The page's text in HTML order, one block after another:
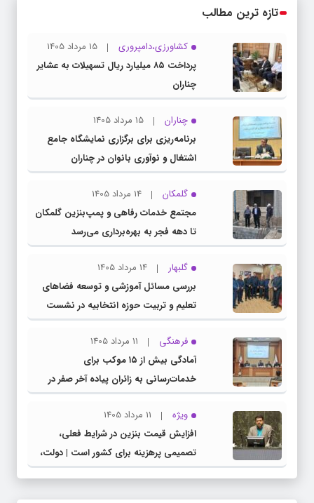
تازه ترین مطالب
کشاورزی،دامپروری
15 مرداد 1405
پرداخت ۸۵ میلیارد ریال تسهیلات به عشایر
چناران
چناران
15 مرداد 1405
برنامه‌ریزی برای برگزاری نمایشگاه جامع
اشتغال و نوآوری بانوان در چناران
گلمکان
14 مرداد 1405
مجتمع خدمات رفاهی و پمپ‌بنزین گلمکان
تا دهه فجر به بهره‌برداری می‌رسد
گلبهار
14 مرداد 1405
بررسی مسائل آموزشی و توسعه فضاهای
تعلیم و تربیت حوزه انتخابیه در نشست
مشترک عضو کمیسیون آموزش مجلس با
مدیرکل آموزش و پرورش خراسان رضوی
فرهنگی
11 مرداد 1405
آمادگی بیش از ۱۵ موکب برای
خدمات‌رسانی به زائران پیاده آخر صفر در
شهرستان چناران
ویژه
11 مرداد 1405
افزایش قیمت بنزین در شرایط فعلی،
تصمیمی پرهزینه برای کشور است | دولت،
قاچاق سوخت و عوامل اصلی ناترازی را